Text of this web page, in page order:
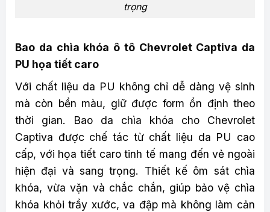
trọng
Bao da chìa khóa ô tô Chevrolet Captiva da
PU họa tiết caro
Với chất liệu da PU không chỉ dễ dàng vệ sinh
mà còn bền màu, giữ được form ổn định theo
thời gian. Bao da chìa khóa cho Chevrolet
Captiva được chế tác từ chất liệu da PU cao
cấp, với họa tiết caro tinh tế mang đến vẻ ngoài
hiện đại và sang trọng. Thiết kế ôm sát chìa
khóa, vừa vặn và chắc chắn, giúp bảo vệ chìa
khóa khỏi trầy xước, va đập mà không làm cản